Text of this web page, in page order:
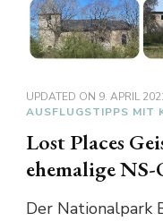
UPDATED ON 9. APRIL
AUSFLUGSTIPPS MIT
Lost Places
ehemalige
Der Nationalpark